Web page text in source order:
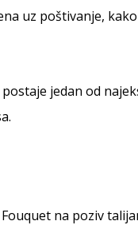
uz poštivanje,
jedan od
na poziv